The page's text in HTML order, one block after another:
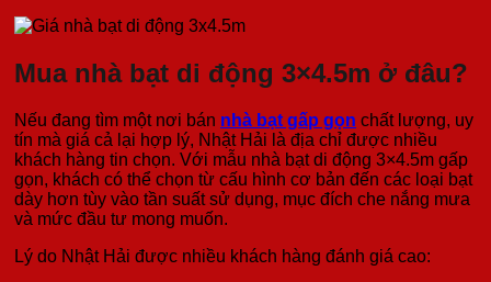
Mua nhà bạt di động 3×4.5m ở đâu?
Nếu đang tìm một nơi bán nhà bạt gấp gọn chất lượng, uy
tín mà giá cả lại hợp lý, Nhật Hải là địa chỉ được nhiều
khách hàng tin chọn. Với mẫu nhà bạt di động 3×4.5m gấp
gọn, khách có thể chọn từ cấu hình cơ bản đến các loại bạt
dày hơn tùy vào tần suất sử dụng, mục đích che nắng mưa
và mức đầu tư mong muốn.
Lý do Nhật Hải được nhiều khách hàng đánh giá cao: